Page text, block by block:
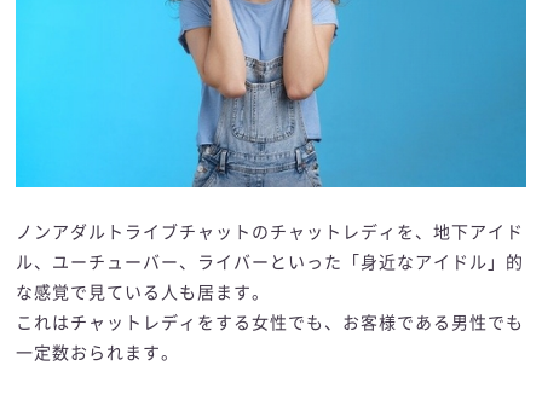
ノンアダルトライブチャットのチャットレディを、地下アイド
ル、ユーチューバー、ライバーといった「身近なアイドル」的
な感覚で見ている人も居ます。
これはチャットレディをする女性でも、お客様である男性でも
一定数おられます。